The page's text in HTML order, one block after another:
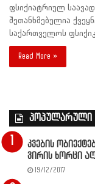
ფსიქიატრიულ
შეთანხმებულია
საქართველოს
Read More »
პოპულარული
კვების
ვირის ხორცი
19/12/2017